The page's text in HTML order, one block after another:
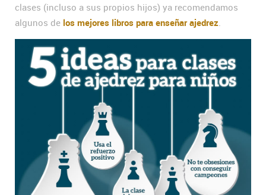
clases (incluso a sus propios hijos) ya recomendamos
algunos de los mejores libros para enseñar ajedrez